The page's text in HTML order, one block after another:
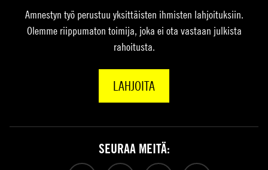
Amnestyn työ perustuu yksittäisten ihmisten lahjoituksiin.
Olemme riippumaton toimija, joka ei ota vastaan julkista
rahoitusta.
LAHJOITA
SEURAA MEITÄ: